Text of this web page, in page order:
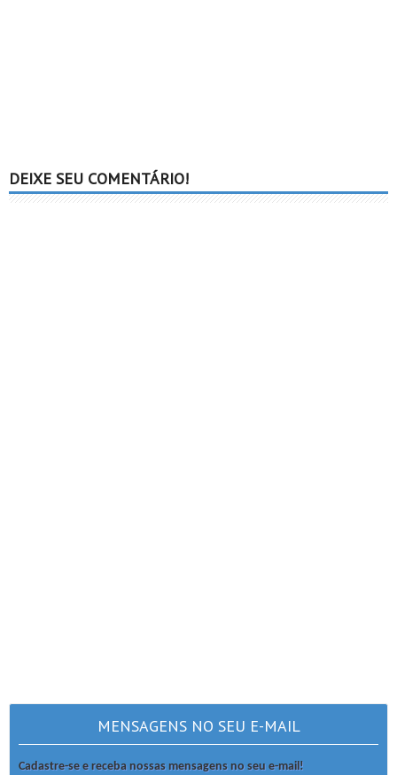
DEIXE SEU COMENTÁRIO!
MENSAGENS NO SEU E-MAIL
Cadastre-se e receba nossas mensagens no seu e-mail!